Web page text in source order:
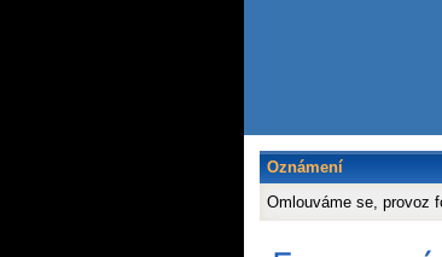
Oznámení
Omlouváme se, provoz